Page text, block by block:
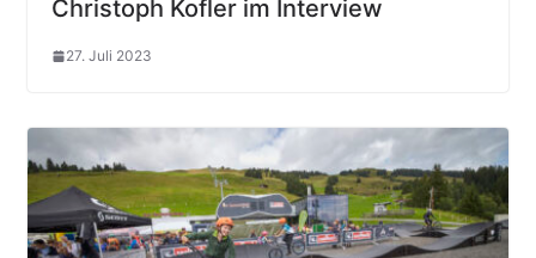
Christoph Kofler im Interview
27. Juli 2023